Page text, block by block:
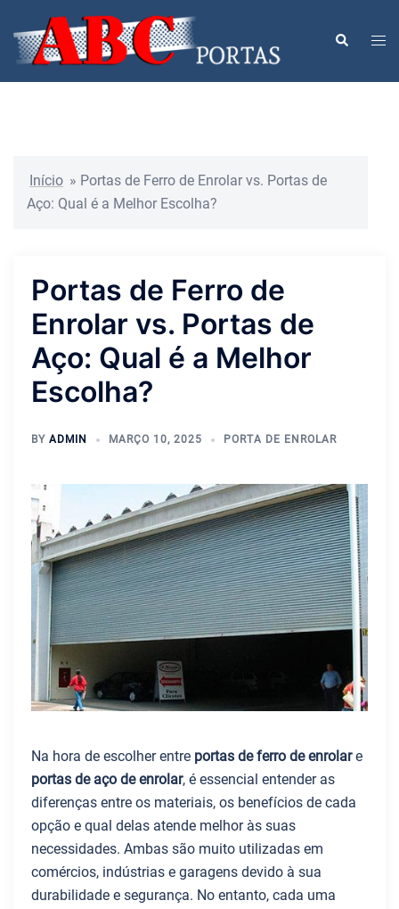
para
conteúdo
Search
Início » Portas de Ferro de Enrolar vs. Portas de
Aço: Qual é a Melhor Escolha?
Portas de Ferro de
Enrolar vs. Portas de
Aço: Qual é a Melhor
Escolha?
BY ADMIN MARÇO 10, 2025 PORTA DE ENROLAR
Na hora de escolher entre portas de ferro de enrolare
portas de aço de enrolar, é essencial entender as
diferenças entre os materiais, os benefícios de cada
opção e qual delas atende melhor às suas
necessidades. Ambas são muito utilizadas em
comércios, indústrias e garagens devido à sua
durabilidade e segurança. No entanto, cada uma